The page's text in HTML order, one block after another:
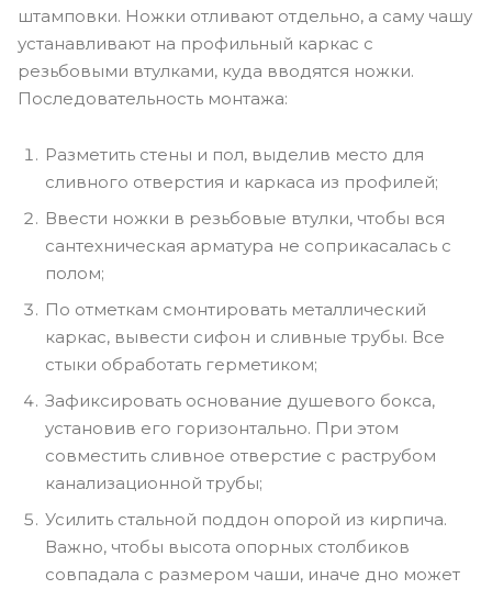
штамповки. Ножки отливают отдельно, а саму чашу
устанавливают на профильный каркас с
резьбовыми втулками, куда вводятся ножки.
Последовательность монтажа:
Разметить стены и пол, выделив место для
сливного отверстия и каркаса из профилей;
Ввести ножки в резьбовые втулки, чтобы вся
сантехническая арматура не соприкасалась с
полом;
По отметкам смонтировать металлический
каркас, вывести сифон и сливные трубы. Все
стыки обработать герметиком;
Зафиксировать основание душевого бокса,
установив его горизонтально. При этом
совместить сливное отверстие с раструбом
канализационной трубы;
Усилить стальной поддон опорой из кирпича.
Важно, чтобы высота опорных столбиков
совпадала с размером чаши, иначе дно может